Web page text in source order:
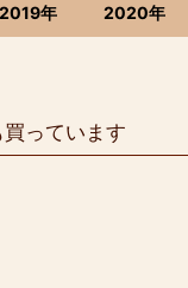
2019年 2020年
っています